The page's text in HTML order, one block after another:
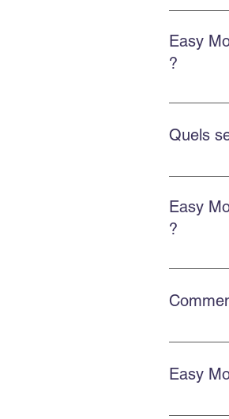
Easy
Easy
?
Oui. Easy
Quels
Le
Easy
?
Oui. Easy
Planifiez
Easy
Oui. Easy